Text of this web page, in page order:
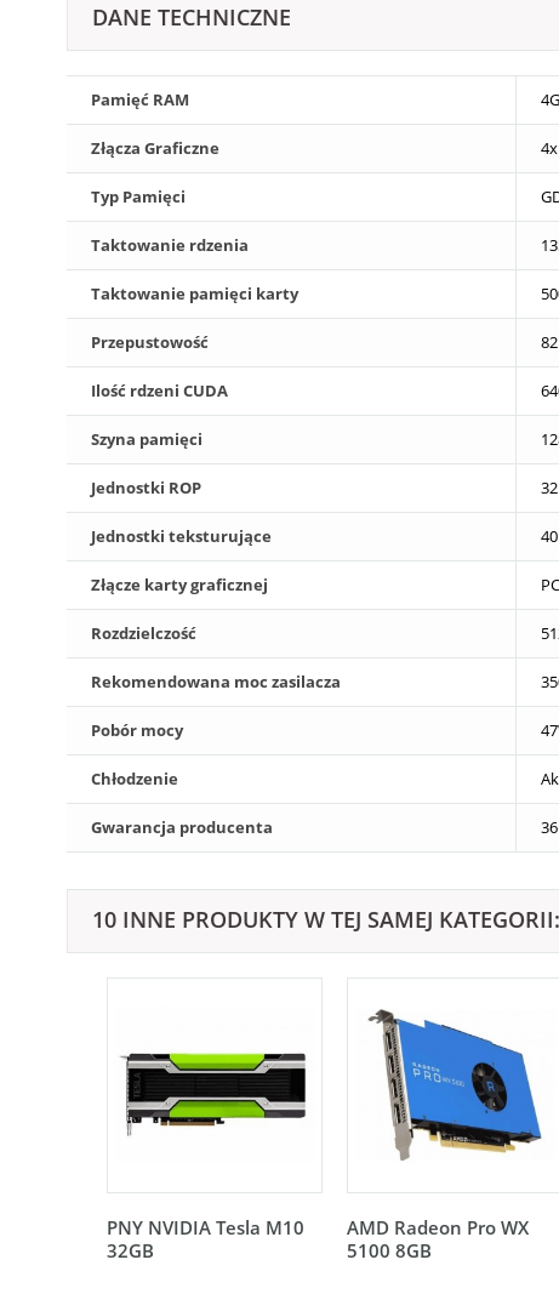
DANE TECHNICZNE
Pamięć RAM
Złącza Graficzne
Typ Pamięci
Taktowanie rdzenia
Taktowanie pamięci karty
Przepustowość
Ilość rdzeni CUDA
Szyna pamięci
Jednostki ROP 32
Jednostki teksturujące 40
Złącze karty graficznej
Rozdzielczość
Rekomendowana moc zasilacza
Pobór mocy
Chłodzenie
Gwarancja producenta
10 INNE PRODUKTY W TEJ SAMEJ KATEGORII:
PNY NVIDIA Tesla M10
32GB
AMD Radeon Pro WX
5100 8GB